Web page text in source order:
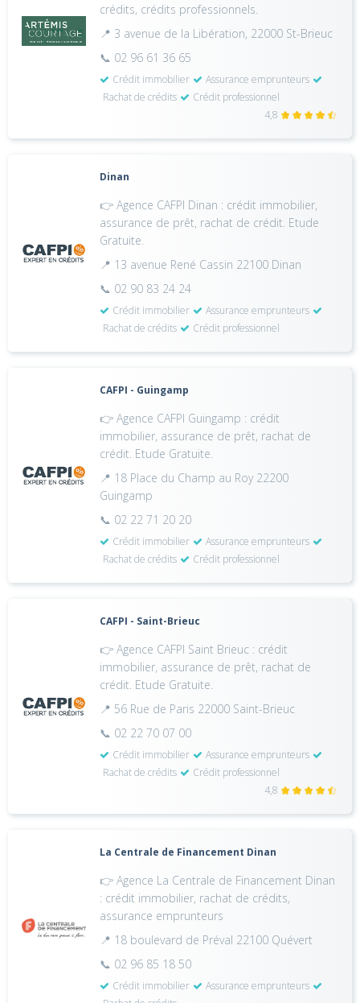
crédits, crédits professionnels.
📍 3 avenue de la Libération, 22000 St-Brieuc
📞 02 96 61 36 65
Crédit immobilier
Assurance emprunteurs
Rachat de crédits
Crédit professionnel
4,8
Dinan
👉 Agence CAFPI Dinan : crédit immobilier,
assurance de prêt, rachat de crédit. Etude
Gratuite.
📍 13 avenue René Cassin 22100 Dinan
📞 02 90 83 24 24
Crédit immobilier
Assurance emprunteurs
Rachat de crédits
Crédit professionnel
CAFPI - Guingamp
👉 Agence CAFPI Guingamp : crédit
immobilier, assurance de prêt, rachat de
crédit. Etude Gratuite.
📍 18 Place du Champ au Roy 22200
Guingamp
📞 02 22 71 20 20
Crédit immobilier
Assurance emprunteurs
Rachat de crédits
Crédit professionnel
CAFPI - Saint-Brieuc
👉 Agence CAFPI Saint Brieuc : crédit
immobilier, assurance de prêt, rachat de
crédit. Etude Gratuite.
📍 56 Rue de Paris 22000 Saint-Brieuc
📞 02 22 70 07 00
Crédit immobilier
Assurance emprunteurs
Rachat de crédits
Crédit professionnel
4,8
La Centrale de Financement Dinan
👉 Agence La Centrale de Financement Dinan
: crédit immobilier, rachat de crédits,
assurance emprunteurs
📍 18 boulevard de Préval 22100 Quévert
📞 02 96 85 18 50
Crédit immobilier
Assurance emprunteurs